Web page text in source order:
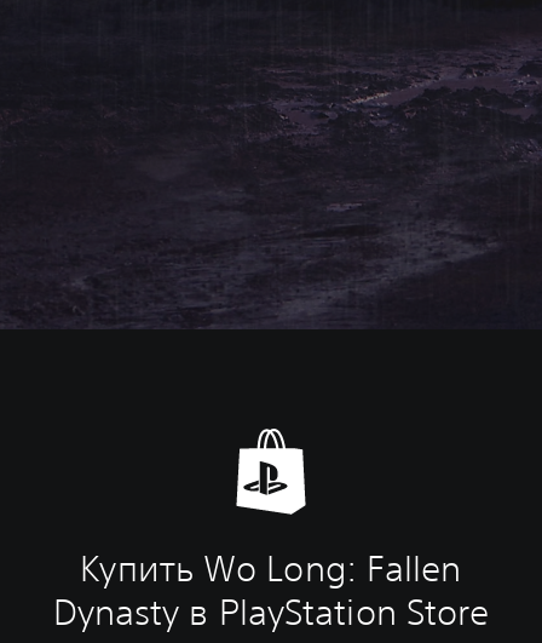
Купить Wo Long: Fallen
Dynasty в PlayStation Store